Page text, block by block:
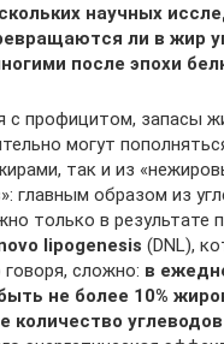
научных
ли в жир
после эпохи
с профицитом, запасы
могут
так и из
главным образом из
только в результате
lipogenesis (DNL),
говоря, сложно: в
не более 10%
количество углеводов